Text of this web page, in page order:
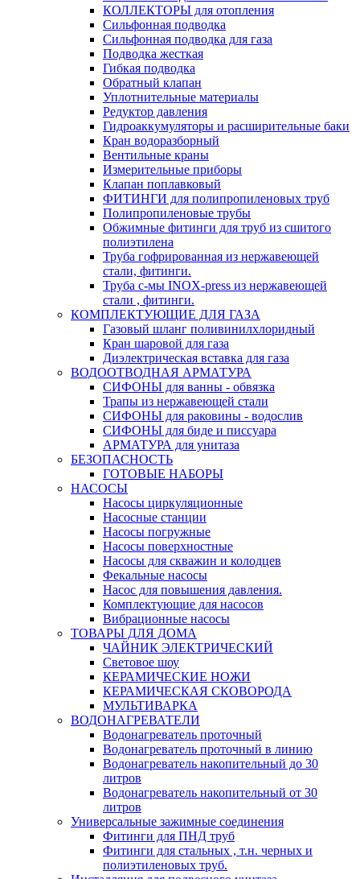
КОЛЛЕКТОРЫ для отопления
Сильфонная подводка
Cильфонная подводка для газа
Подводка жесткая
Гибкая подводка
Обратный клапан
Уплотнительные материалы
Редуктор давления
Гидроаккумуляторы и расширительные баки
Кран водоразборный
Вентильные краны
Измерительные приборы
Клапан поплавковый
ФИТИНГИ для полипропиленовых труб
Полипропиленовые трубы
Обжимные фитинги для труб из сшитого
полиэтилена
Труба гофрированная из нержавеющей
стали, фитинги.
Труба с-мы INOX-press из нержавеющей
стали , фитинги.
КОМПЛЕКТУЮЩИЕ ДЛЯ ГАЗА
Газовый шланг поливинилхлоридный
Кран шаровой для газа
Диэлектрическая вставка для газа
ВОДООТВОДНАЯ АРМАТУРА
СИФОНЫ для ванны - обвязка
Трапы из нержавеющей стали
СИФОНЫ для раковины - водослив
СИФОНЫ для биде и писсуара
АРМАТУРА для унитаза
БЕЗОПАСНОСТЬ
ГОТОВЫЕ НАБОРЫ
НАСОСЫ
Насосы циркуляционные
Насосные станции
Насосы погружные
Насосы поверхностные
Насосы для скважин и колодцев
Фекальные насосы
Насос для повышения давления.
Комплектующие для насосов
Вибрационные насосы
ТОВАРЫ ДЛЯ ДОМА
ЧАЙНИК ЭЛЕКТРИЧЕСКИЙ
Световое шоу
КЕРАМИЧЕСКИЕ НОЖИ
КЕРАМИЧЕСКАЯ СКОВОРОДА
МУЛЬТИВАРКА
ВОДОНАГРЕВАТЕЛИ
Водонагреватель проточный
Водонагреватель проточный в линию
Водонагреватель накопительный до 30
литров
Водонагреватель накопительный от 30
литров
Универсальные зажимные соединения
Фитинги для ПНД труб
Фитинги для стальных , т.н. черных и
полиэтиленовых труб.